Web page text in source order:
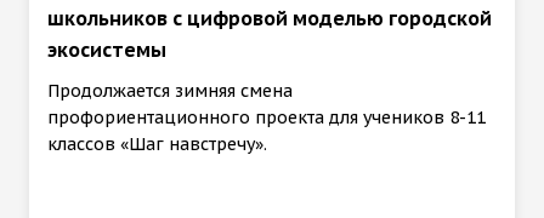
школьников с цифровой моделью городской
экосистемы
Продолжается зимняя смена
профориентационного проекта для учеников 8-11
классов «Шаг навстречу».